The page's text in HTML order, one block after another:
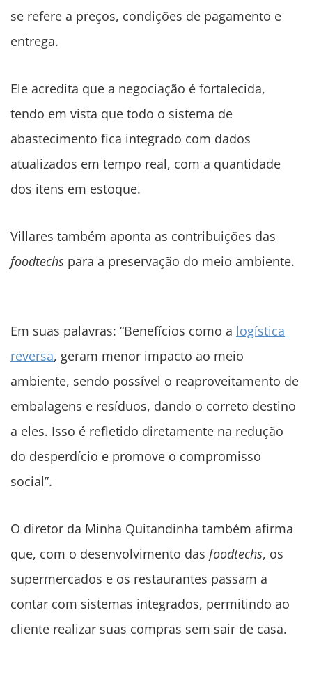
se refere a preços, condições de pagamento e
entrega.
Ele acredita que a negociação é fortalecida,
tendo em vista que todo o sistema de
abastecimento fica integrado com dados
atualizados em tempo real, com a quantidade
dos itens em estoque.
Villares também aponta as contribuições das
foodtechs para a preservação do meio ambiente.
Em suas palavras: “Benefícios como a logística
reversa, geram menor impacto ao meio
ambiente, sendo possível o reaproveitamento de
embalagens e resíduos, dando o correto destino
a eles. Isso é refletido diretamente na redução
do desperdício e promove o compromisso
social”.
O diretor da Minha Quitandinha também afirma
que, com o desenvolvimento das foodtechs, os
supermercados e os restaurantes passam a
contar com sistemas integrados, permitindo ao
cliente realizar suas compras sem sair de casa.